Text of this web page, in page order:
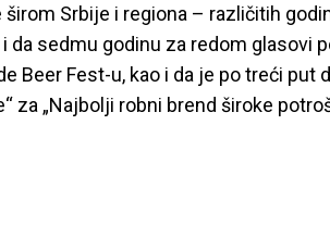
Srbije i regiona – različitih
da sedmu godinu za redom glasovi
Beer Fest-u, kao i da je po treći put
za „Najbolji robni brend široke